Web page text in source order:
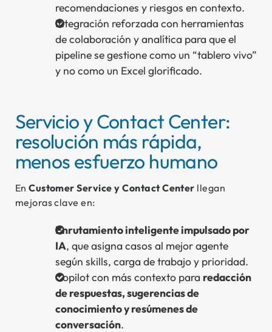
recomendaciones y riesgos en contexto.
Integración reforzada con herramientas
de colaboración y analítica para que el
pipeline se gestione como un “tablero vivo”
y no como un Excel glorificado.
Servicio y Contact Center:
resolución más rápida,
menos esfuerzo humano
EnCustomer Service y Contact Center llegan
mejoras clave en:
Enrutamiento inteligente impulsado por
IA, que asigna casos al mejor agente
según skills, carga de trabajo y prioridad.
Copilot con más contexto para redacción
de respuestas, sugerencias de
conocimiento y resúmenes de
conversación.